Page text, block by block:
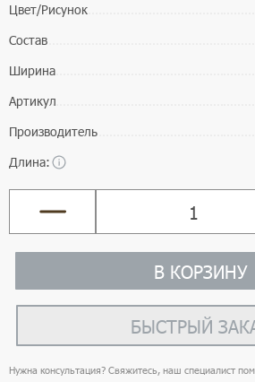
Цвет/Рисунок
Состав
Ширина
Артикул
Производитель
Длина:
В КОРЗИНУ
БЫСТРЫЙ
Нужна консультация? Свяжитесь, наш специалист